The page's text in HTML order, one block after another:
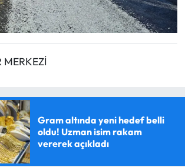
MERKEZİ
Gram altında yeni hedef belli
oldu! Uzman isim rakam
vererek açıkladı